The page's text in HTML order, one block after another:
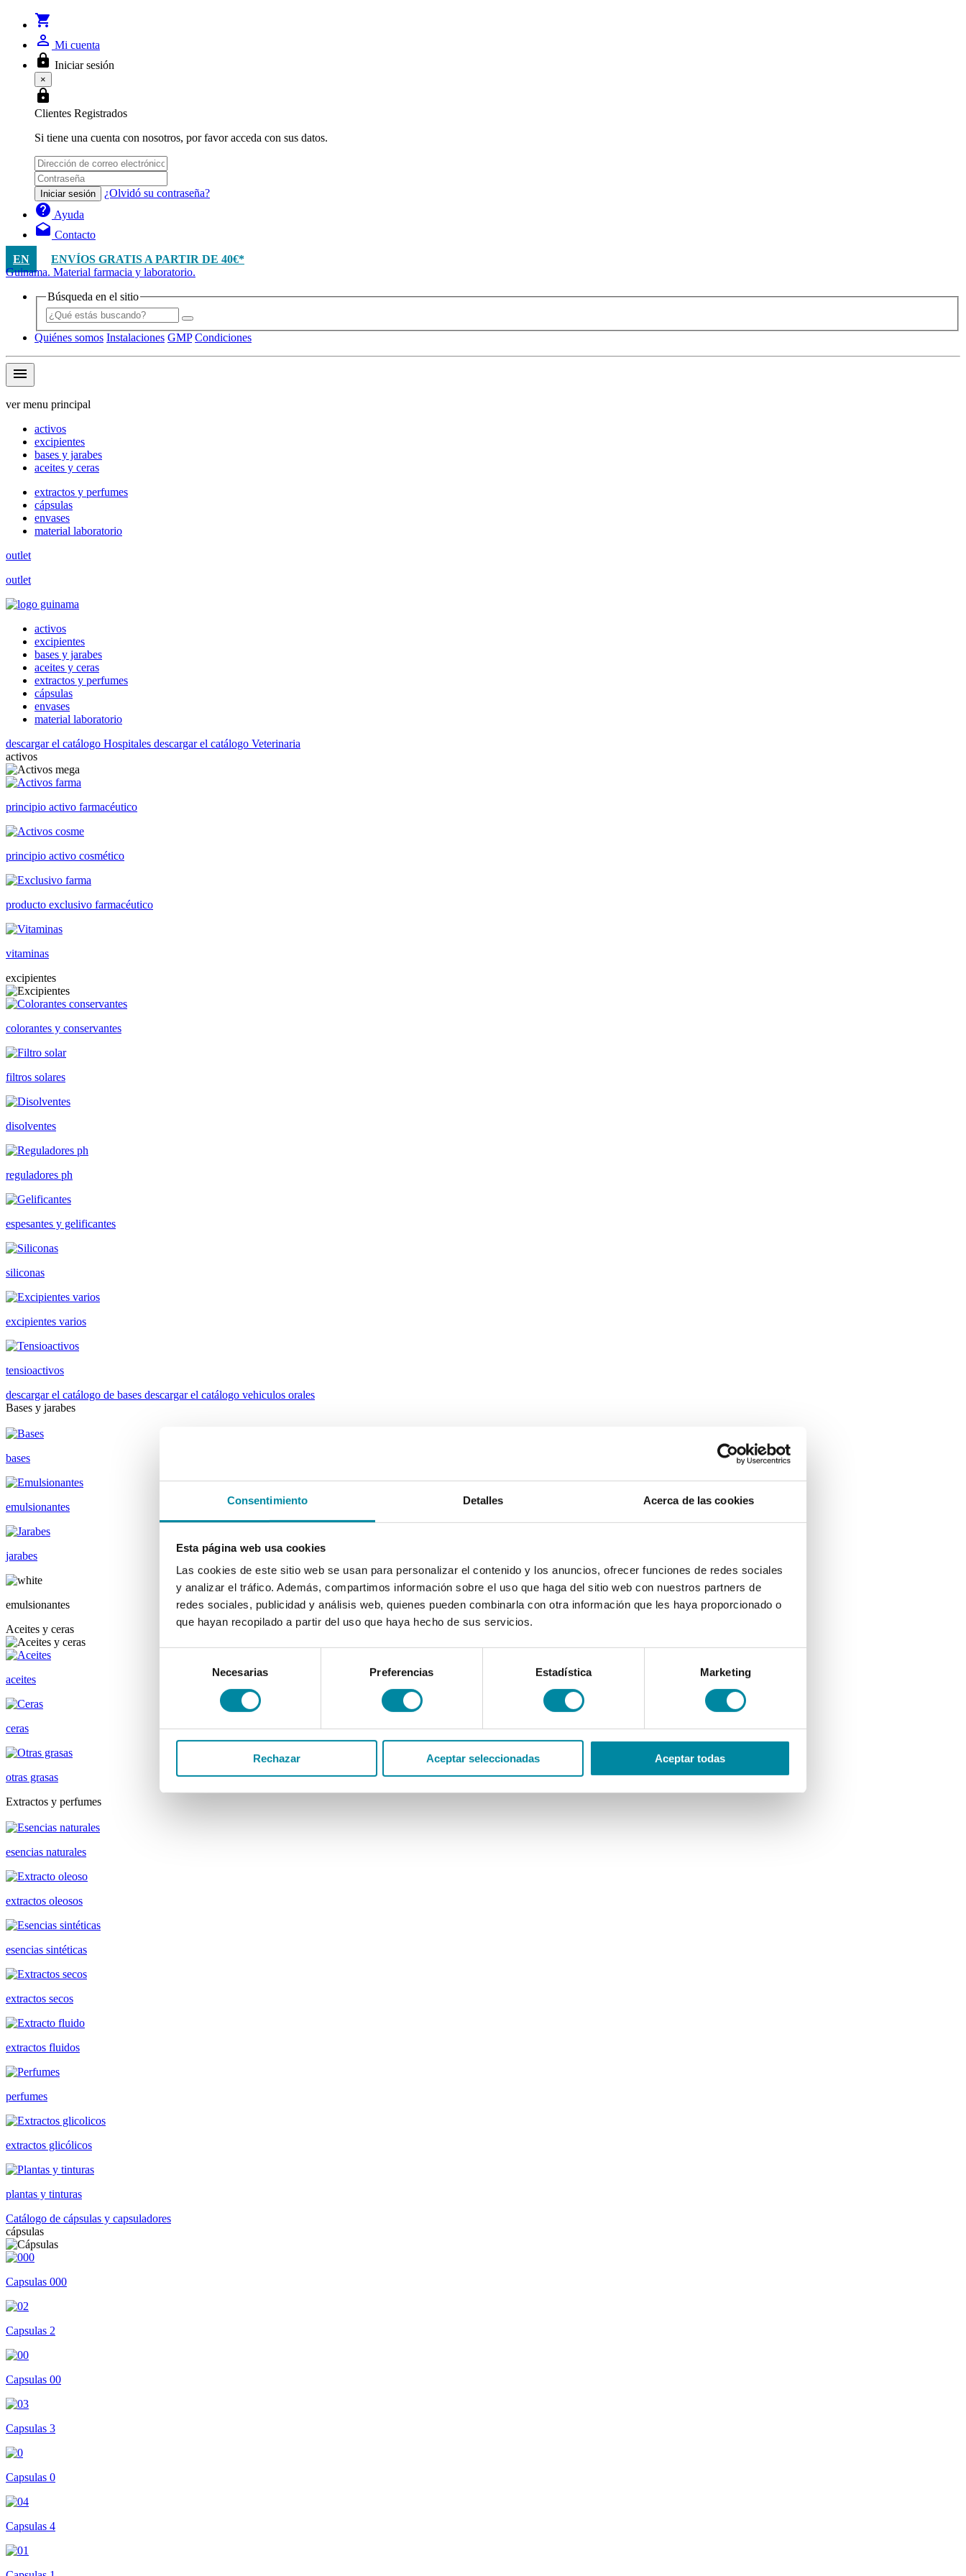
Consentimiento Detalles Acerca de las cookies
Esta página web usa cookies
Las cookies de este sitio web se usan para personalizar el contenido y los anuncios, ofrecer funciones de redes sociales
y analizar el tráfico. Además, compartimos información sobre el uso que haga del sitio web con nuestros partners de
redes sociales, publicidad y análisis web, quienes pueden combinarla con otra información que les haya proporcionado o
que hayan recopilado a partir del uso que haya hecho de sus servicios.
consentimiento
Necesarias Preferencias Estadística Marketing
Rechazar Aceptar seleccionadas Aceptar todas
shopping_cart
person_outline Mi cuenta
lock Iniciar sesión
×
lock
Clientes Registrados
Si tiene una cuenta con nosotros, por favor acceda con sus datos.
Iniciar sesión ¿Olvidó su contraseña?
help Ayuda
drafts Contacto
EN
ENVÍOS GRATIS A PARTIR DE 40€*
Guinama. Material farmacia y laboratorio.
Búsqueda en el sitio
Quiénes somos Instalaciones GMP Condiciones
menu
ver menu principal
activos
excipientes
bases y jarabes
aceites y ceras
extractos y perfumes
cápsulas
envases
material laboratorio
outlet
outlet
activos
excipientes
bases y jarabes
aceites y ceras
extractos y perfumes
cápsulas
envases
material laboratorio
descargar el catálogo Hospitales descargar el catálogo Veterinaria
activos
principio activo farmacéutico
principio activo cosmético
producto exclusivo farmacéutico
vitaminas
excipientes
colorantes y conservantes
filtros solares
disolventes
reguladores ph
espesantes y gelificantes
siliconas
excipientes varios
tensioactivos
descargar el catálogo de bases descargar el catálogo vehiculos orales
Bases y jarabes
bases
emulsionantes
jarabes
emulsionantes
Aceites y ceras
aceites
ceras
otras grasas
Extractos y perfumes
esencias naturales
extractos oleosos
esencias sintéticas
extractos secos
extractos fluidos
perfumes
extractos glicólicos
plantas y tinturas
Catálogo de cápsulas y capsuladores
cápsulas
Capsulas 000
Capsulas 2
Capsulas 00
Capsulas 3
Capsulas 0
Capsulas 4